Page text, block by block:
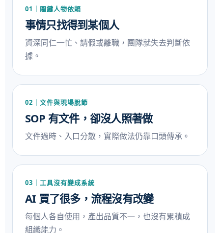
01｜關鍵人物依賴
事情只找得到某個人
資深同仁一忙、請假或離職，團隊就失去判斷依
據。
02｜文件與現場脫節
SOP 有文件，卻沒人照著做
文件過時、入口分散，實際做法仍靠口頭傳承。
03｜工具沒有變成系統
AI 買了很多，流程沒有改變
每個人各自使用，產出品質不一，也沒有累積成
組織能力。